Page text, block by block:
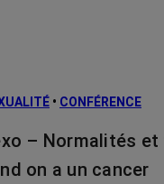
• CONFÉRENCE
– Normalités
on a un cancer